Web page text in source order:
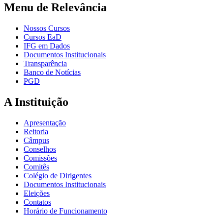
Menu de Relevância
Nossos Cursos
Cursos EaD
IFG em Dados
Documentos Institucionais
Transparência
Banco de Notícias
PGD
A Instituição
Apresentação
Reitoria
Câmpus
Conselhos
Comissões
Comitês
Colégio de Dirigentes
Documentos Institucionais
Eleições
Contatos
Horário de Funcionamento